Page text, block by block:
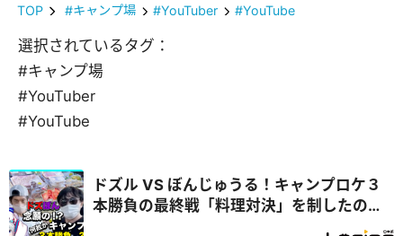
TOP #キャンプ場 #YouTuber #YouTube
選択されているタグ：
#キャンプ場
#YouTuber
#YouTube
ドズル VS ぼんじゅうる！キャンプロケ３
本勝負の最終戦「料理対決」を制したの